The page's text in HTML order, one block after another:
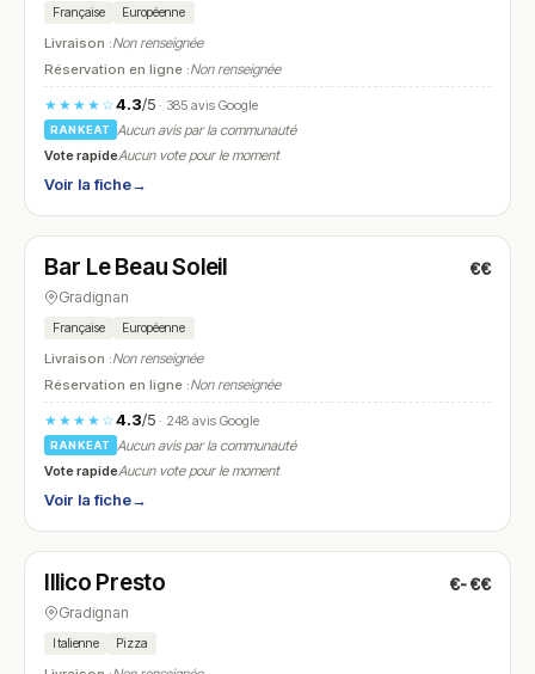
Française Européenne
Livraison :Non renseignée
Réservation en ligne :Non renseignée
★★★★☆4.3/5· 385 avis Google
RANKEAT
Aucun avis par la communauté
Vote rapideAucun vote pour le moment
Voir la fiche→
N° 24
Bar Le Beau Soleil €€
Gradignan
Française Européenne
Livraison :Non renseignée
Réservation en ligne :Non renseignée
★★★★☆4.3/5· 248 avis Google
RANKEAT
Aucun avis par la communauté
Vote rapideAucun vote pour le moment
Voir la fiche→
N° 25
Illico Presto €-€€
Gradignan
Italienne Pizza